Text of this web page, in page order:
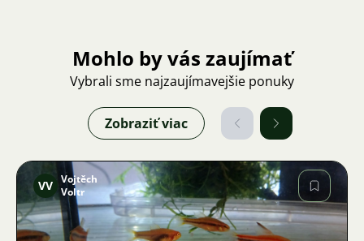
Mohlo by vás zaujímať
Vybrali sme najzaujímavejšie ponuky
Zobraziť viac
VV Vojtěch
Voltr